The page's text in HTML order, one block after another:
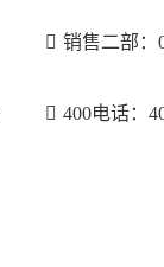
销售二部：
400电话：